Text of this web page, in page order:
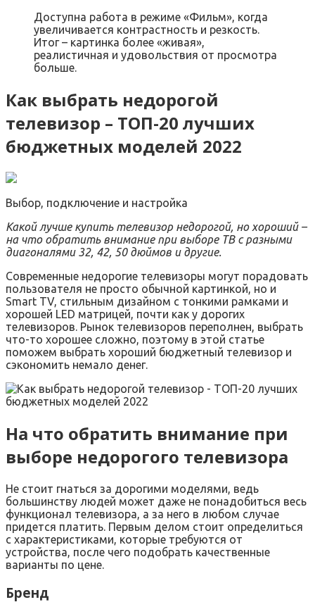
Доступна работа в режиме «Фильм», когда
увеличивается контрастность и резкость.
Итог – картинка более «живая»,
реалистичная и удовольствия от просмотра
больше.
Как выбрать недорогой
телевизор – ТОП-20 лучших
бюджетных моделей 2022
Выбор, подключение и настройка
Какой лучше купить телевизор недорогой, но хороший –
на что обратить внимание при выборе ТВ с разными
диагоналями 32, 42, 50 дюймов и другие.
Современные недорогие телевизоры могут порадовать
пользователя не просто обычной картинкой, но и
Smart TV, стильным дизайном с тонкими рамками и
хорошей LED матрицей, почти как у дорогих
телевизоров. Рынок телевизоров переполнен, выбрать
что-то хорошее сложно, поэтому в этой статье
поможем выбрать хороший бюджетный телевизор и
сэкономить немало денег.
На что обратить внимание при
выборе недорогого телевизора
Не стоит гнаться за дорогими моделями, ведь
большинству людей может даже не понадобиться весь
функционал телевизора, а за него в любом случае
придется платить. Первым делом стоит определиться
с характеристиками, которые требуются от
устройства, после чего подобрать качественные
варианты по цене.
Бренд